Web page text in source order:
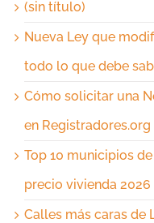
(sin título)
Nueva Ley que
todo lo que debe
Cómo solicitar una
en Registradores.org
Top 10 municipios
precio vivienda 2026
Calles más caras de